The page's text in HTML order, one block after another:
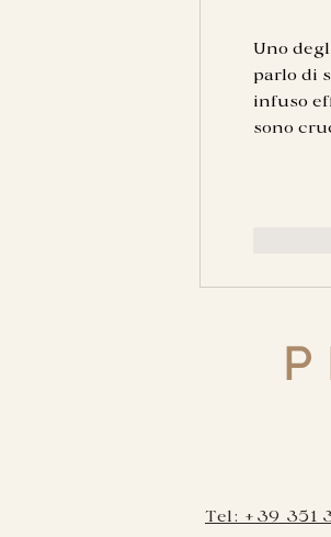
Uno
parlo di
infuso
sono
Tel: +39 351